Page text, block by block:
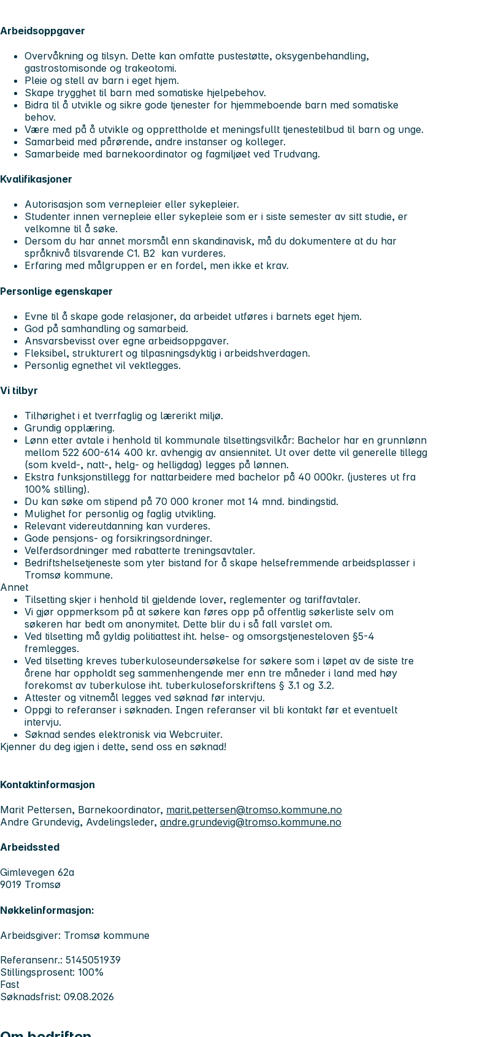
Arbeidsoppgaver
Overvåkning og tilsyn. Dette kan omfatte pustestøtte, oksygenbehandling,
gastrostomisonde og trakeotomi.
Pleie og stell av barn i eget hjem.
Skape trygghet til barn med somatiske hjelpebehov.
Bidra til å utvikle og sikre gode tjenester for hjemmeboende barn med somatiske
behov.
Være med på å utvikle og opprettholde et meningsfullt tjenestetilbud til barn og unge.
Samarbeid med pårørende, andre instanser og kolleger.
Samarbeide med barnekoordinator og fagmiljøet ved Trudvang.
Kvalifikasjoner
Autorisasjon som vernepleier eller sykepleier.
Studenter innen vernepleie eller sykepleie som er i siste semester av sitt studie, er
velkomne til å søke.
Dersom du har annet morsmål enn skandinavisk, må du dokumentere at du har
språknivå tilsvarende C1. B2 kan vurderes.
Erfaring med målgruppen er en fordel, men ikke et krav.
Personlige egenskaper
Evne til å skape gode relasjoner, da arbeidet utføres i barnets eget hjem.
God på samhandling og samarbeid.
Ansvarsbevisst over egne arbeidsoppgaver.
Fleksibel, strukturert og tilpasningsdyktig i arbeidshverdagen.
Personlig egnethet vil vektlegges.
Vi tilbyr
Tilhørighet i et tverrfaglig og lærerikt miljø.
Grundig opplæring.
Lønn etter avtale i henhold til kommunale tilsettingsvilkår: Bachelor har en grunnlønn
mellom 522 600-614 400 kr. avhengig av ansiennitet. Ut over dette vil generelle tillegg
(som kveld-, natt-, helg- og helligdag) legges på lønnen.
Ekstra funksjonstillegg for nattarbeidere med bachelor på 40 000kr. (justeres ut fra
100% stilling).
Du kan søke om stipend på 70 000 kroner mot 14 mnd. bindingstid.
Mulighet for personlig og faglig utvikling.
Relevant videreutdanning kan vurderes.
Gode pensjons- og forsikringsordninger.
Velferdsordninger med rabatterte treningsavtaler.
Bedriftshelsetjeneste som yter bistand for å skape helsefremmende arbeidsplasser i
Tromsø kommune.
Annet
Tilsetting skjer i henhold til gjeldende lover, reglementer og tariffavtaler.
Vi gjør oppmerksom på at søkere kan føres opp på offentlig søkerliste selv om
søkeren har bedt om anonymitet. Dette blir du i så fall varslet om.
Ved tilsetting må gyldig politiattest iht. helse- og omsorgstjenesteloven §5-4
fremlegges.
Ved tilsetting kreves tuberkuloseundersøkelse for søkere som i løpet av de siste tre
årene har oppholdt seg sammenhengende mer enn tre måneder i land med høy
forekomst av tuberkulose iht. tuberkuloseforskriftens § 3.1 og 3.2.
Attester og vitnemål legges ved søknad før intervju.
Oppgi to referanser i søknaden. Ingen referanser vil bli kontakt før et eventuelt
intervju.
Søknad sendes elektronisk via Webcruiter.
Kjenner du deg igjen i dette, send oss en søknad!
Kontaktinformasjon
Marit Pettersen, Barnekoordinator, marit.pettersen@tromso.kommune.no
Andre Grundevig, Avdelingsleder, andre.grundevig@tromso.kommune.no
Arbeidssted
Gimlevegen 62a
9019 Tromsø
Nøkkelinformasjon:
Arbeidsgiver: Tromsø kommune
Referansenr.: 5145051939
Stillingsprosent: 100%
Fast
Søknadsfrist: 09.08.2026